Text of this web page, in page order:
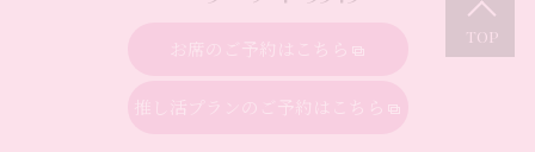
サプライズ演出を希望する場合は、事前に店舗へ相談
周辺のシーシャスポットで、大切な記念日を彩る特別な
お席のご予約はこちら
推し活プランのご予約はこちら